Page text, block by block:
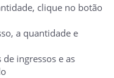
clique no botão
a quantidade e
ingressos e as